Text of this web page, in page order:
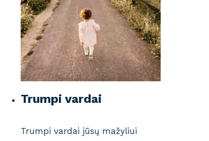
Trumpi vardai
Trumpi vardai jūsų mažyliui